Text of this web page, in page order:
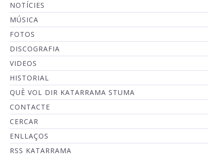
NOTÍCIES
MÚSICA
FOTOS
DISCOGRAFIA
VIDEOS
HISTORIAL
QUÈ VOL DIR KATARRAMA STUMA
CONTACTE
CERCAR
ENLLAÇOS
RSS KATARRAMA